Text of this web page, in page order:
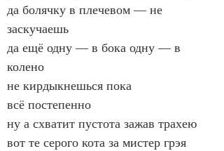
да болячку в плечевом — не
заскучаешь
да ещё одну — в бока одну — в
колено
не кирдыкнешься пока
всё постепенно
ну а схватит пустота зажав трахею
вот те серого кота за мистер грэя